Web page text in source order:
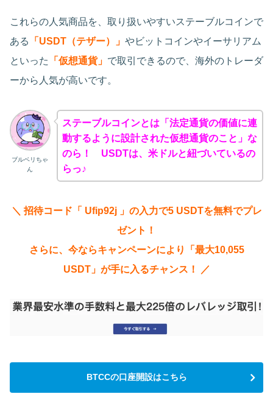
これらの人気商品を、取り扱いやすいステーブルコインで
ある
「USDT（テザー）」 やビットコインやイーサリアム
といった
「仮想通貨」 で取引できるので、海外のトレーダ
ーから人気が高いです。
ブルベリちゃ
ん
ステーブルコインとは「法定通貨の価値に連
動するように設計された仮想通貨のこと」な
のら！ USDTは、米ドルと紐づいているの
らっ♪
＼ 招待コード「 Ufip92j 」の入力で5 USDTを無料でプレ
ゼント！
さらに、今ならキャンペーンにより「最大10,055
USDT」が手に入るチャンス！ ／
BTCCの口座開設はこちら